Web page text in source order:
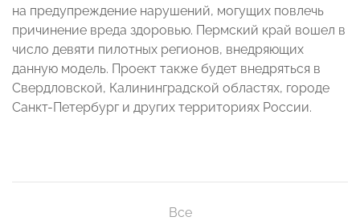
на предупреждение нарушений, могущих повлечь
причинение вреда здоровью. Пермский край вошел в
число девяти пилотных регионов, внедряющих
данную модель. Проект также будет внедряться в
Свердловской, Калининградской областях, городе
Санкт-Петербург и других территориях России.
Все